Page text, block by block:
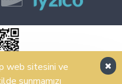
web sitesini ve
sunmamızı